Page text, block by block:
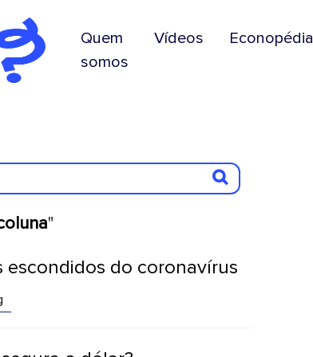
Quem
somos
Vídeos Econopédia
"
escondidos do coronavírus